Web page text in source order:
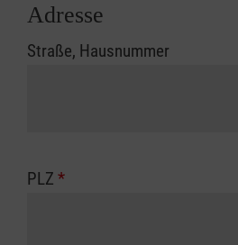
Adresse
Straße, Hausnummer
PLZ *